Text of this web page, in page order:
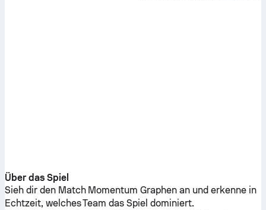
Über das Spiel
Sieh dir den Match Momentum Graphen an und erkenne in
Echtzeit, welches Team das Spiel dominiert.